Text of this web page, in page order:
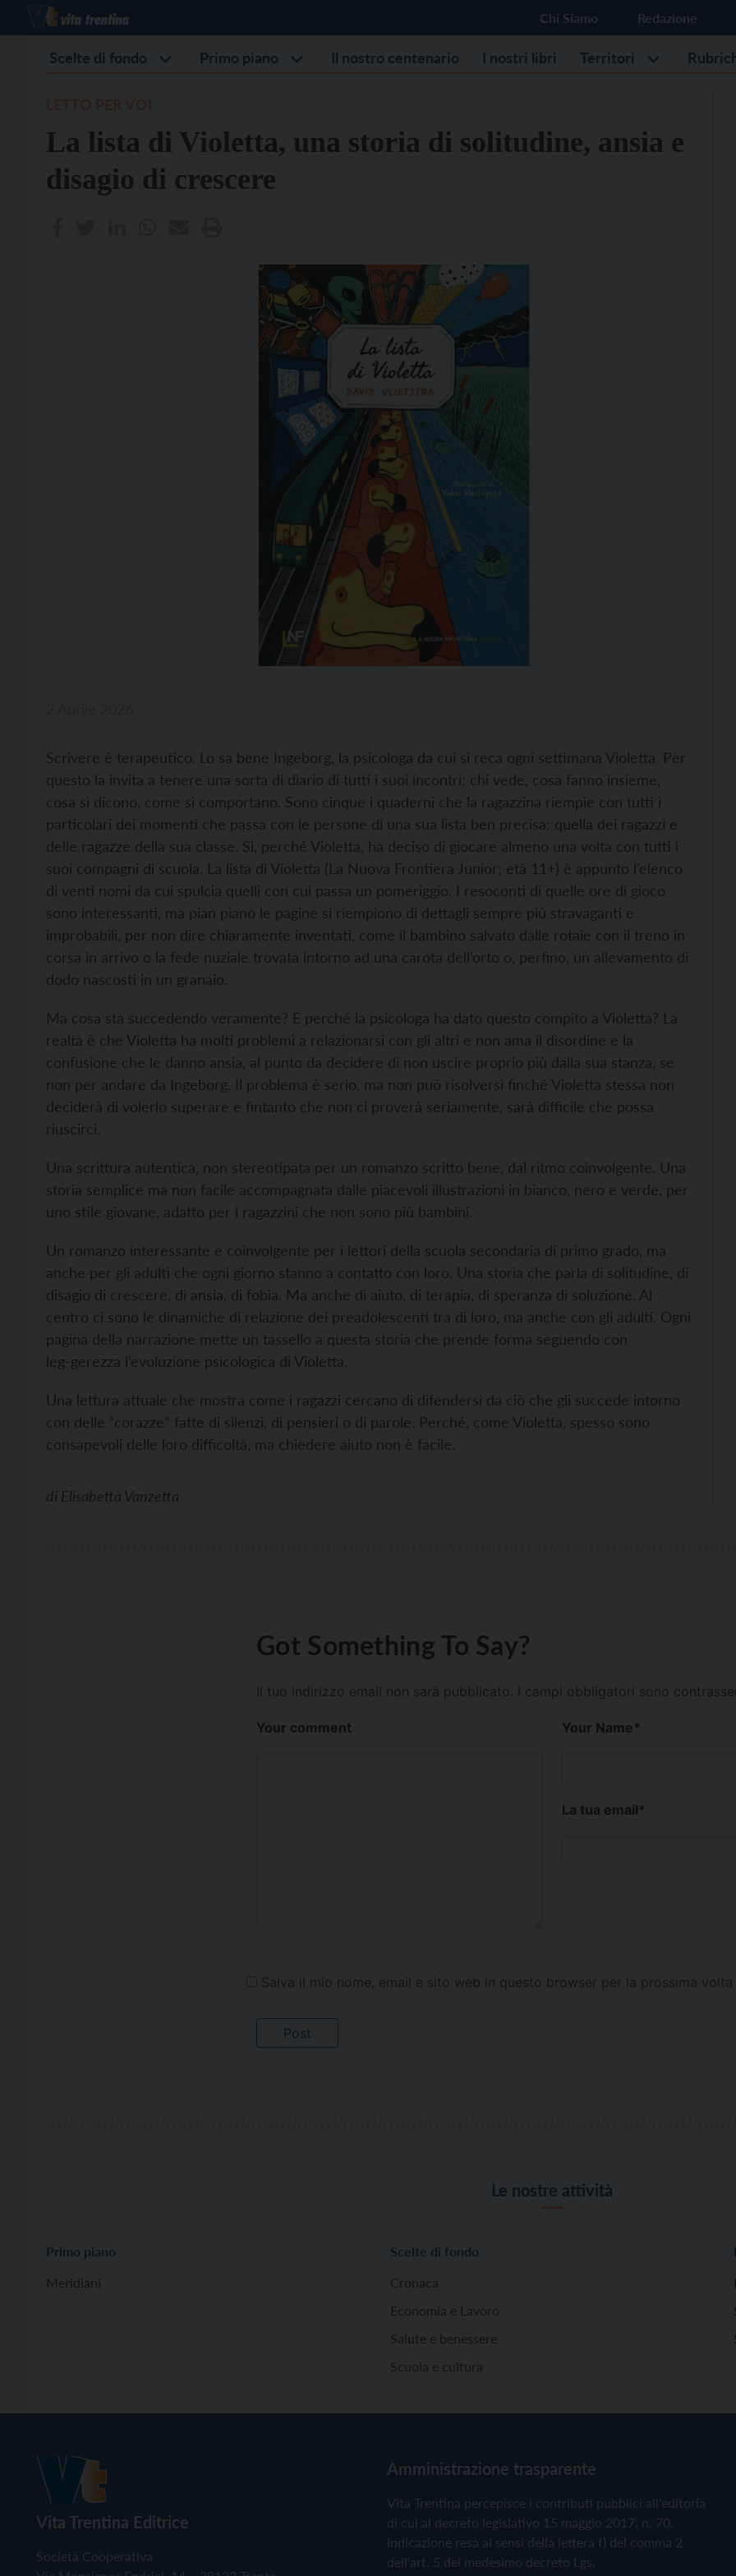
Chi Siamo Redazione
Scelte di fondo Primo piano Il nostro centenario I nostri libri Territori
La lista di Violetta, una storia di solitudine, ansia e
disagio di crescere
Scrivere è terapeutico. Lo sa bene Ingeborg, la psicologa da cui si reca ogni settimana Violetta. Per
questo la invita a tenere una sorta di diario di tutti i suoi incontri: chi vede, cosa fanno insieme,
cosa si dicono, come si comportano. Sono cinque i quaderni che la ragazzina riempie con tutti i
particolari dei momenti che passa con le persone di una sua lista ben precisa: quella dei ragazzi e
delle ragazze della sua classe. Sì, perché Violetta, ha deciso di giocare almeno una volta con tutti i
suoi compagni di scuola. La lista di Violetta (La Nuova Frontiera Junior; età 11+) è appunto l’elenco
di venti nomi da cui spulcia quelli con cui passa un pomeriggio. I resoconti di quelle ore di gioco
sono interessanti, ma pian piano le pagine si riempiono di dettagli sempre più stravaganti e
improbabili, per non dire chiaramente inventati, come il bambino salvato dalle rotaie con il treno in
corsa in arrivo o la fede nuziale trovata intorno ad una carota dell’orto o, perfino, un allevamento di
dodo nascosti in un granaio.
Ma cosa sta succedendo veramente? E perché la psicologa ha dato questo compito a Violetta? La
realtà è che Violetta ha molti problemi a relazionarsi con gli altri e non ama il disordine e la
confusione che le danno ansia, al punto da decidere di non uscire proprio più dalla sua stanza, se
non per andare da Ingeborg. Il problema è serio, ma non può risolversi finché Violetta stessa non
deciderà di volerlo superare e fintanto che non ci proverà seriamente, sarà difficile che possa
riuscirci.
Una scrittura autentica, non stereotipata per un romanzo scritto bene, dal ritmo coinvolgente. Una
storia semplice ma non facile accompagnata dalle piacevoli illustrazioni in bianco, nero e verde, per
uno stile giovane, adatto per i ragazzini che non sono più bambini.
Un romanzo interessante e coinvolgente per i lettori della scuola secondaria di primo grado, ma
anche per gli adulti che ogni giorno stanno a contatto con loro. Una storia che parla di solitudine, di
disagio di crescere, di ansia, di fobia. Ma anche di aiuto, di terapia, di speranza di soluzione. Al
centro ci sono le dinamiche di relazione dei preadolescenti tra di loro, ma anche con gli adulti. Ogni
pagina della narrazione mette un tassello a questa storia che prende forma seguendo con
leg‑gerezza l’evoluzione psicologica di Violetta.
Una lettura attuale che mostra come i ragazzi cercano di difendersi da ciò che gli succede intorno
con delle “corazze” fatte di silenzi, di pensieri o di parole. Perché, come Violetta, spesso sono
consapevoli delle loro difficoltà, ma chiedere aiuto non è facile.
di Elisabetta Vanzetta
Got Something To Say?
Il tuo indirizzo email non sarà pubblicato. I campi obbligatori sono
Your comment Your Name*
La tua email*
Salva il mio nome, email e sito web in questo browser per la prossima
Le nostre attività
Primo piano
Meridiani
Scelte di fondo
Cronaca
Economia e Lavoro
Salute e benessere
Scuola e cultura
Vita Trentina Editrice
Società Cooperativa
Amministrazione trasparente
Vita Trentina percepisce i contributi pubblici all'editoria
di cui al decreto legislativo 15 maggio 2017, n. 70.
Indicazione resa ai sensi della lettera f) del comma 2
dell'art. 5 del medesimo decreto Lgs.